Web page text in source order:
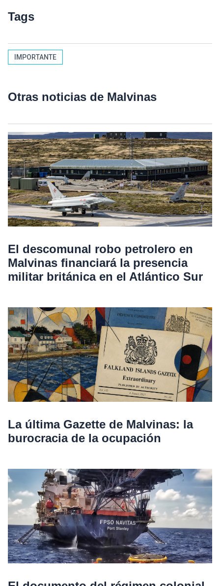
Tags
IMPORTANTE
Otras noticias de Malvinas
El descomunal robo petrolero en
Malvinas financiará la presencia
militar británica en el Atlántico Sur
La última Gazette de Malvinas: la
burocracia de la ocupación